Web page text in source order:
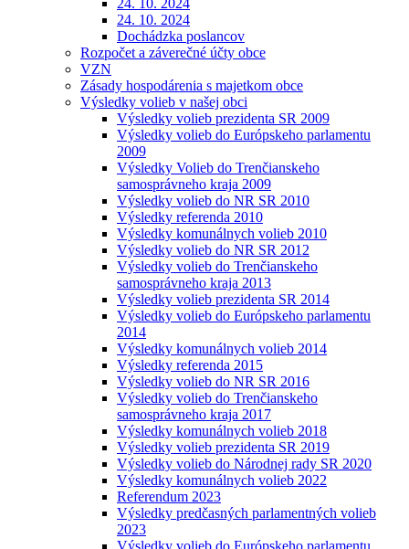
24. 10. 2024
24. 10. 2024
Dochádzka poslancov
Rozpočet a záverečné účty obce
VZN
Zásady hospodárenia s majetkom obce
Výsledky volieb v našej obci
Výsledky volieb prezidenta SR 2009
Výsledky volieb do Európskeho parlamentu
2009
Výsledky Volieb do Trenčianskeho
samosprávneho kraja 2009
Výsledky volieb do NR SR 2010
Výsledky referenda 2010
Výsledky komunálnych volieb 2010
Výsledky volieb do NR SR 2012
Výsledky volieb do Trenčianskeho
samosprávneho kraja 2013
Výsledky volieb prezidenta SR 2014
Výsledky volieb do Európskeho parlamentu
2014
Výsledky komunálnych volieb 2014
Výsledky referenda 2015
Výsledky volieb do NR SR 2016
Výsledky volieb do Trenčianskeho
samosprávneho kraja 2017
Výsledky komunálnych volieb 2018
Výsledky volieb prezidenta SR 2019
Výsledky volieb do Národnej rady SR 2020
Výsledky komunálnych volieb 2022
Referendum 2023
Výsledky predčasných parlamentných volieb
2023
Výsledky volieb do Európskeho parlamentu